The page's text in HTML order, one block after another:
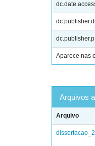
Aparece nas
Arquivos
Arquivo